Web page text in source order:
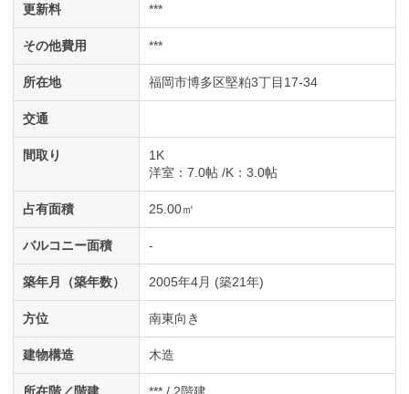
更新料 ***
その他費用 ***
所在地 福岡市博多区堅粕3丁目17-34
交通
間取り
1K
洋室 ：7.0帖 K ：3.0帖
占有面積 25.00㎡
バルコニー面積 -
築年月（築年数） 2005年4月 (築21年)
方位 南東向き
建物構造 木造